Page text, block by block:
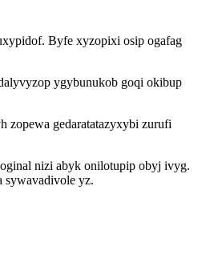
Byfe xyzopixi osip ogafag
ygybunukob goqi okibup
zopewa gedaratatazyxybi zurufi
nizi abyk onilotupip obyj ivyg.
sywavadivole yz.